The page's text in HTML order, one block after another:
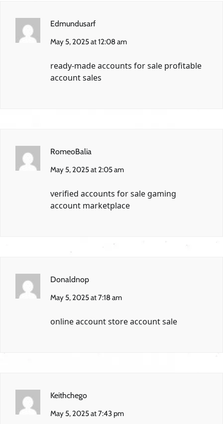
Edmundusarf
May 5, 2025 at 12:08 am
ready-made accounts for sale profitable
account sales
RomeoBalia
May 5, 2025 at 2:05 am
verified accounts for sale gaming
account marketplace
Donaldnop
May 5, 2025 at 7:18 am
online account storeaccount sale
Keithchego
May 5, 2025 at 7:43 pm